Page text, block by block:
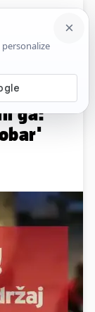
Komentari
je
ga: